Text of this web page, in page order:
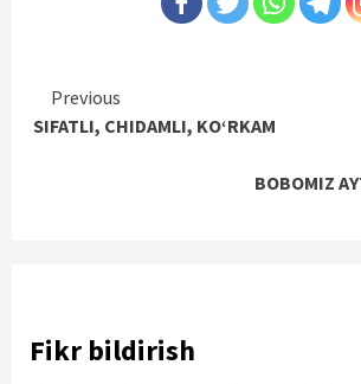
Continue
Reading
Previous
SIFATLI, CHIDAMLI, KO‘RKAM
BOBOMIZ
Fikr bildirish